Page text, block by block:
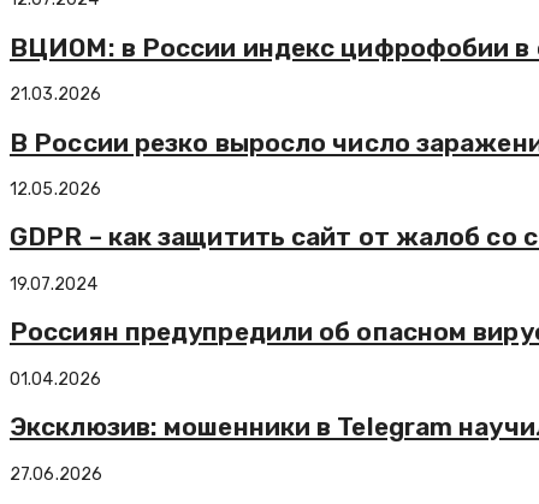
ВЦИОМ: в России индекс цифрофобии в
21.03.2026
В России резко выросло число
12.05.2026
GDPR – как защитить сайт от жалоб со
19.07.2024
Россиян предупредили об опасном
01.04.2026
Эксклюзив: мошенники в Telegram
27.06.2026